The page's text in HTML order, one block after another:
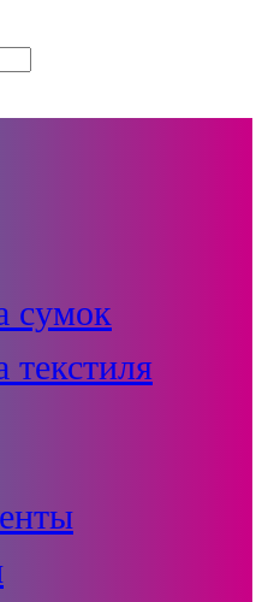
сумок
текстиля